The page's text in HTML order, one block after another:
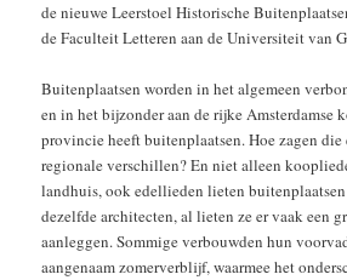
de nieuwe Leerstoel Historische
de Faculteit Letteren aan de Universiteit van
Buitenplaatsen worden in het algemeen
en in het bijzonder aan de rijke Amsterdamse
provincie heeft buitenplaatsen. Hoe zagen die
regionale verschillen? En niet alleen
landhuis, ook edellieden lieten
dezelfde architecten, al lieten ze er vaak een
aanleggen. Sommige verbouwden hun
aangenaam zomerverblijf, waarmee het